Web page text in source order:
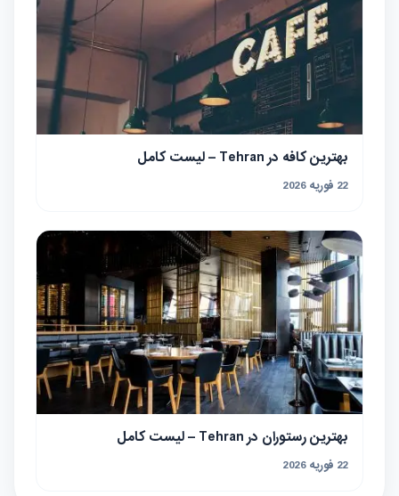
بهترین کافه در Tehran – لیست کامل
22 فوریه 2026
بهترین رستوران در Tehran – لیست کامل
22 فوریه 2026